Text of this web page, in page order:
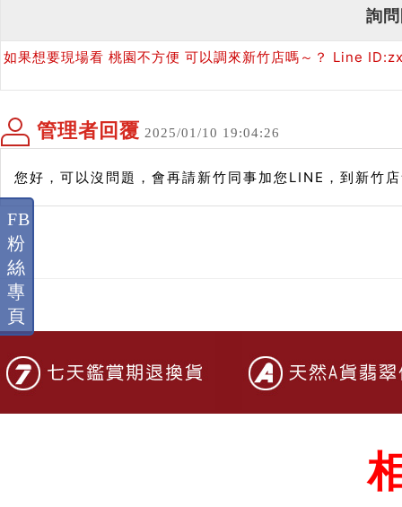
詢
如果想要現場看 桃園不方便 可以調來新竹店嗎～？ Line
管理者回覆 2025/01/10 19:04:26
您好，可以沒問題，會再請新竹同事加您LINE，到新竹
FB
粉
絲
專
頁